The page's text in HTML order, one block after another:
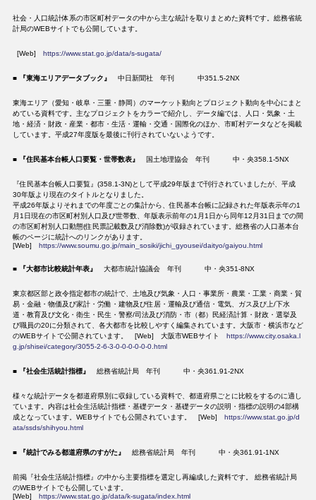
社会・人口統計体系の市区町村データの中から主な統計を取りまとめた資料です。総務省統
計局のWEBサイトでも公開しています。
[Web] https://www.stat.go.jp/data/s-sugata/
■ 『東海エリアデータブック』 中日新聞社 年刊 中351.5-2NX
東海エリア（愛知・岐阜・三重・静岡）のマーケット動向とプロジェクト動向を中心にまと
めている資料です。主なプロジェクトをカラーで紹介し、データ編では、人口・気象・土
地・経済・財政・産業・都市・生活・運輸・交通・国際化のほか、市町村データなどを掲載
しています。平成27年度版を最後に刊行されていないようです。
■ 『住民基本台帳人口要覧・世帯数表』 国土地理協会 年刊 中・央358.1-5NX
『住民基本台帳人口要覧』(358.1-3N)として平成29年版まで刊行されていましたが、平成
30年版より現在のタイトルとなりました。
平成26年版よりそれまでの年度ごとの集計から、住民基本台帳に記録された年版表示年の1
月1日現在の市区町村別人口及び世帯数、年版表示前年の1月1日から同年12月31日までの間
の市区町村別人口動態(住民票記載数及び消除数)が収録されています。総務省の人口基本台
帳のページに統計へのリンクがあります。
[Web] https://www.soumu.go.jp/main_sosiki/jichi_gyousei/daityo/gaiyou.html
■ 『大都市比較統計年表』 大都市統計協議会 年刊 中・央351-8NX
東京都区部と政令指定都市の統計で、土地及び気象・人口・事業所・農業・工業・商業・貿
易・金融・物価及び家計・労働・建物及び住居・運輸及び通信・電気、ガス及び上/下水
道・教育及び文化・衛生・民生・警察/司法及び消防・市（都）民経済計算・財政・選挙及
び職員の20に分類されて、各大都市を比較しやすく編集されています。大阪市・横浜市など
のWEBサイトで公開されています。 [Web] 大阪市WEBサイト https://www.city.osaka.l
g.jp/shisei/category/3055-2-6-3-0-0-0-0-0-0.html
■ 『社会生活統計指標』 総務省統計局 年刊 中・央361.91-2NX
様々な統計データを都道府県別に収録している資料で、都道府県ごとに比較をするのに適し
ています。内容は社会生活統計指標・基礎データ・基礎データの説明・指標の説明の4部構
成となっています。WEBサイトでも公開されています。 [Web] https://www.stat.go.jp/d
ata/ssds/shihyou.html
■ 『統計でみる都道府県のすがた』 総務省統計局 年刊 中・央361.91-1NX
前掲『社会生活統計指標』の中から主要指標を選定し再編成した資料です。 総務省統計局
のWEBサイトでも公開しています。
[Web]
https://www.stat.go.jp/data/k-sugata/index.html